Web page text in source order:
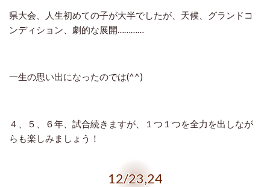
県大会、人生初めての子が大半でしたが、天候、グランドコ
ンディション、劇的な展開…………
一生の思い出になったのでは(^^)
４、５、６年、試合続きますが、１つ１つを全力を出しなが
らも楽しみましょう！
12/23,24